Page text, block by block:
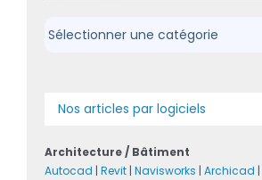
Catégories
Nos articles par logiciels
Architecture / Bâtiment
Autocad | Revit | Navisworks | Archicad |